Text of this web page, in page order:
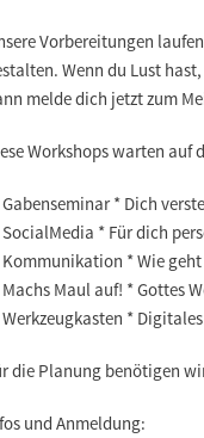
Vorbereitungen
Wenn du Lust
melde dich jetzt zum
Workshops warten auf
Gabenseminar * Dich
SocialMedia * Für dich
Kommunikation * Wie geht
Machs Maul auf! * Gottes
Werkzeugkasten *
die Planung benötigen
und Anmeldung: